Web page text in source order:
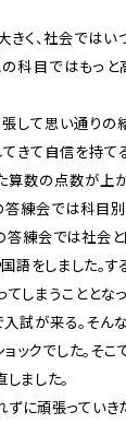
く、社会では
科目ではもっ
して思い通りの
きて自信を持て
算数の点数が上
答練会では科目
答練会では社会
語をしました。
しまうこととな
試が来る。そ
ョックでした。そ
ました。
に頑張っていき